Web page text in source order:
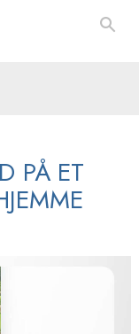
PÅ ET